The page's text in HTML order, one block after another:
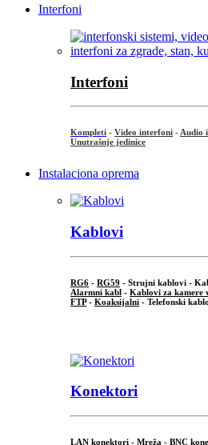
Interfoni
Interfoni
Kompleti - Video interfoni - Audio
Unutrašnje jedinice
Instalaciona oprema
Kablovi
RG6 - RG59 - Strujni kablovi -
Alarmni kabl - Kablovi za kamere
FTP- Koaksijalni - Telefonski
Konektori
LAN konektori - Mreža - BNC